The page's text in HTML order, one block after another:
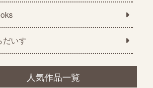
だいす
人気作品一覧